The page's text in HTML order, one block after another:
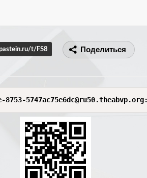
t/FS8 Поделиться